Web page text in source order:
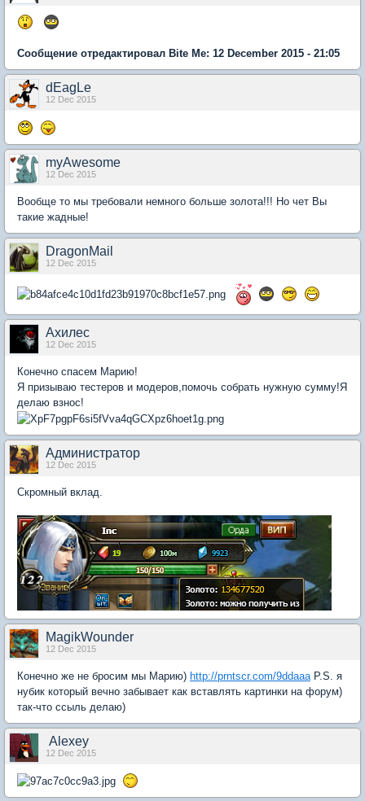
Сообщение отредактировал Bite Me: 12 December 2015 - 21:05
dEagLe
12 Dec 2015
myAwesome
12 Dec 2015
Вообще то мы требовали немного больше золота!!! Но чет Вы
такие жадные!
DragonMail
12 Dec 2015
Axилеc
12 Dec 2015
Конечно спасем Марию!
Я призываю тестеров и модеров,помочь собрать нужную сумму!Я
делаю взнос!
Администратор
12 Dec 2015
Скромный вклад.
MagikWounder
12 Dec 2015
Конечно же не бросим мы Марию) http://prntscr.com/9ddaaa P.S. я
нубик который вечно забывает как вставлять картинки на форум)
так-что ссыль делаю)
Alexey
12 Dec 2015